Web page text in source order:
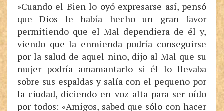
»Cuando el Bien lo oyó expresarse así, pensó
que Dios le había hecho un gran favor
permitiendo que el Mal dependiera de él y,
viendo que la enmienda podría conseguirse
por la salud de aquel niño, dijo al Mal que su
mujer podría amamantarlo si él lo llevaba
sobre sus espaldas y salía con el pequeño por
la ciudad, diciendo en voz alta para ser oído
por todos: «Amigos, sabed que sólo con hacer